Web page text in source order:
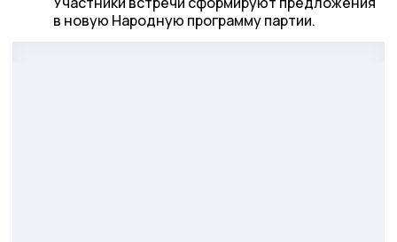
в новую Народную программу партии.